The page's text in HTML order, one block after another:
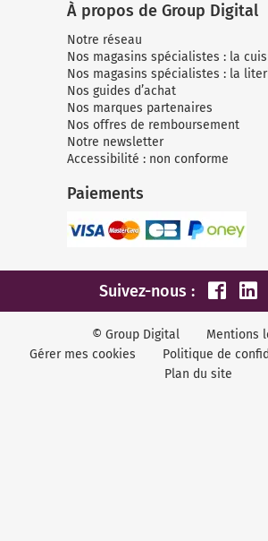
À propos de Group Digital
Notre réseau
Nos magasins spécialistes : la
Nos magasins spécialistes : la
Nos guides d’achat
Nos marques partenaires
Nos offres de remboursement
Notre newsletter
Accessibilité : non conforme
Paiements
Suivez-nous :
© Group Digital
Mentions
Gérer mes cookies
Politique de
Plan du site